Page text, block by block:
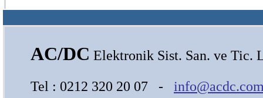
AC/DC Elektronik Sist. San. ve Tic.
Tel : 0212 320 20 07 -